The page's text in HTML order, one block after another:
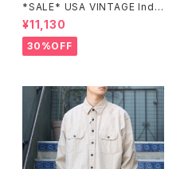
*SALE* USA VINTAGE Indi
go moon PATCHWORK EM
BROIDERY DESIGN JACKE
T/アメリカ古着パッチワーク刺
繍ジャケット
¥11,130
30%OFF